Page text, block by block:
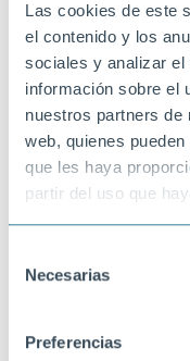
Las cookies de este
el contenido y los
sociales y analizar
información sobre el
nuestros partners de
web, quienes
que les haya
partir del uso que
Necesarias
Preferencias
LA SÉNIA